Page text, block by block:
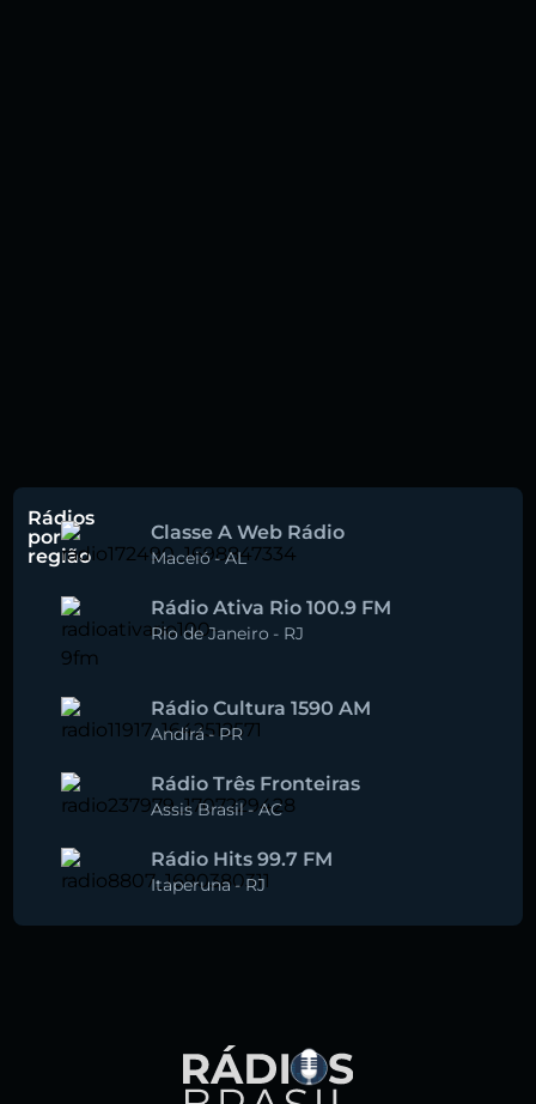
Rádios
por
região
Classe A Web Rádio
Maceió-AL
Rádio Ativa Rio 100.9 FM
Rio de Janeiro - RJ
Rádio Cultura 1590 AM
Andirá - PR
Rádio Três Fronteiras
Assis Brasil-AC
Rádio Hits 99.7 FM
Itaperuna-RJ